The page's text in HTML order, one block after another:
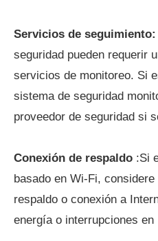
Servicios de seguimiento:
seguridad pueden requerir
servicios de monitoreo. Si
sistema de seguridad
proveedor de seguridad si
Conexión de respaldo :Si
basado en Wi-Fi,
respaldo o conexión a
energía o interrupciones en